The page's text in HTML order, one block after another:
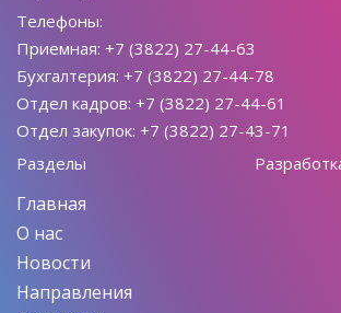
Телефоны:
Приемная: +7 (3822) 27-44-63
Бухгалтерия: +7 (3822) 27-44-78
Отдел кадров: +7 (3822) 27-44-61
Отдел закупок: +7 (3822) 27-43-71
Разделы
Главная
О нас
Новости
Направления